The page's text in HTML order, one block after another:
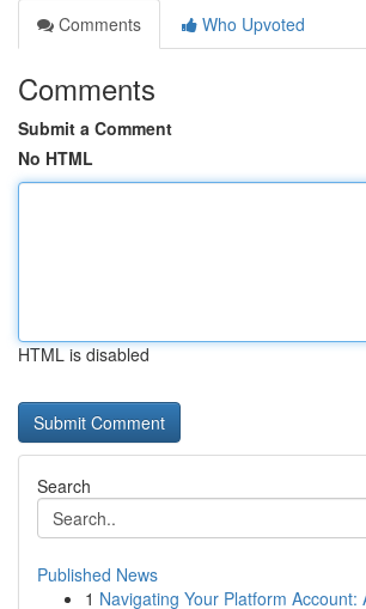
Comments
Who Upvoted
Comments
Submit a Comment
No HTML
HTML is disabled
Search
Published News
1 Navigating Your Platform Account: